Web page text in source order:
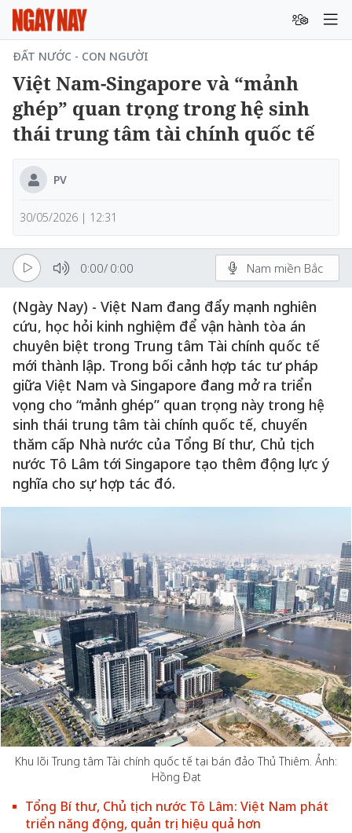
ĐẤT NƯỚC - CON NGƯỜI
Việt Nam-Singapore và “mảnh
ghép” quan trọng trong hệ sinh
thái trung tâm tài chính quốc tế
PV
30/05/2026 | 12:31
0:00/ 0:00 Nam miền Bắc
(Ngày Nay) - Việt Nam đang đẩy mạnh nghiên
cứu, học hỏi kinh nghiệm để vận hành tòa án
chuyên biệt trong Trung tâm Tài chính quốc tế
mới thành lập. Trong bối cảnh hợp tác tư pháp
giữa Việt Nam và Singapore đang mở ra triển
vọng cho “mảnh ghép” quan trọng này trong hệ
sinh thái trung tâm tài chính quốc tế, chuyến
thăm cấp Nhà nước của Tổng Bí thư, Chủ tịch
nước Tô Lâm tới Singapore tạo thêm động lực ý
nghĩa cho sự hợp tác đó.
Khu lõi Trung tâm Tài chính quốc tế tại bán đảo Thủ Thiêm. Ảnh:
Hồng Đạt
Tổng Bí thư, Chủ tịch nước Tô Lâm: Việt Nam phát
triển năng động, quản trị hiệu quả hơn